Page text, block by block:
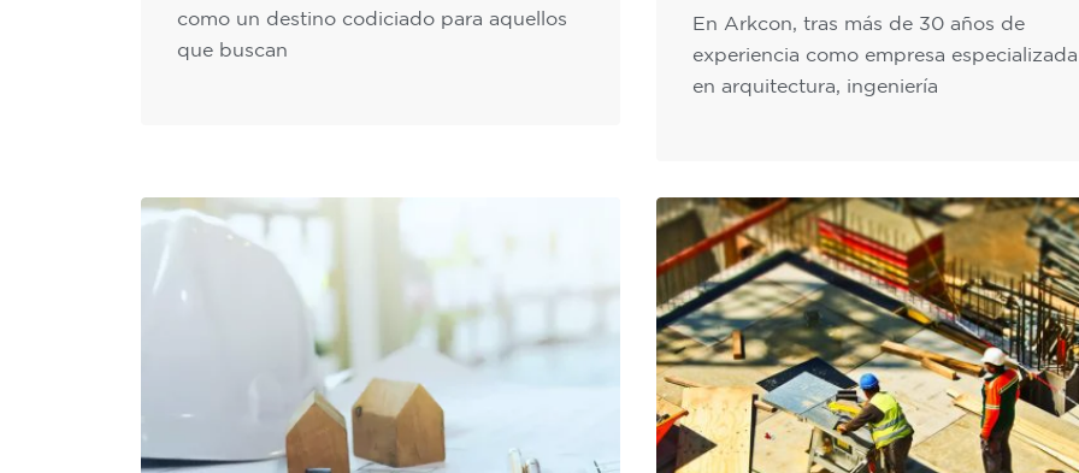
como un destino codiciado para aquellos
que buscan
En Arkcon, tras más de 30 años de
experiencia como empresa especializada
en arquitectura, ingeniería